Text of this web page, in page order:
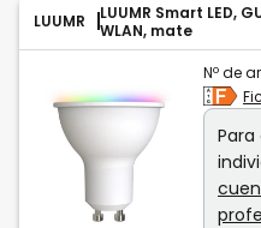
LUUMR
LUUMR Smart LED,
WLAN, mate
Nº de